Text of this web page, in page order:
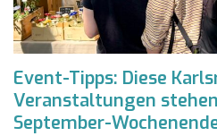
Event-Tipps: Diese
Veranstaltungen
September-